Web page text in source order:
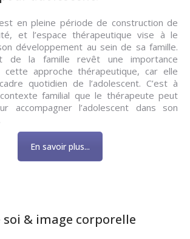
est en pleine période de construction de
et l’espace thérapeutique vise à le
développement au sein de sa famille.
de la famille revêt une importance
cette approche thérapeutique, car elle
quotidien de l’adolescent. C’est à
familial que le thérapeute peut
accompagner l’adolescent dans son
En savoir plus...
soi & image corporelle